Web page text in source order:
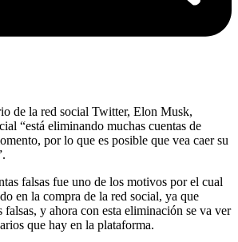
de la red social Twitter, Elon Musk,
“está eliminando muchas cuentas de
por lo que es posible que vea caer su
falsas fue uno de los motivos por el cual
en la compra de la red social, ya que
falsas, y ahora con esta eliminación se va ver
que hay en la plataforma.